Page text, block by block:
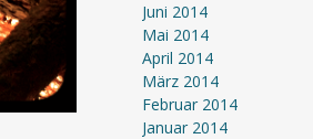
Juni 2014
Mai 2014
April 2014
März 2014
Februar 2014
Januar 2014